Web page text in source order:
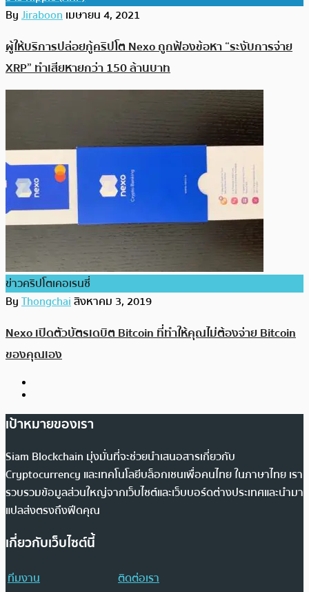
ByJiraboonเมษายน 4, 2021
ผู้ให้บริการปล่อยกู้คริปโต Nexo ถูกฟ้องข้อหา “ระงับการจ่าย
XRP” ทำเสียหายกว่า 150 ล้านบาท
ข่าวคริปโตเคอเรนซี่
ByThongchaiสิงหาคม 3, 2019
Nexo เปิดตัวบัตรเดบิต Bitcoin ที่ทำให้คุณไม่ต้องจ่าย Bitcoin
ของคุณเอง
เป้าหมายของเรา
Siam Blockchain มุ่งมั่นที่จะช่วยนำเสนอสารเกี่ยวกับ
Cryptocurrency และเทคโนโลยีบล็อกเชนเพื่อคนไทย ในภาษาไทย เรา
รวบรวมข้อมูลส่วนใหญ่จากเว็บไซต์และเว็บบอร์ดต่างประเทศและนำมา
แปลส่งตรงถึงฟีดคุณ
เกี่ยวกับเว็บไซต์นี้
ทีมงาน
ติดต่อเรา